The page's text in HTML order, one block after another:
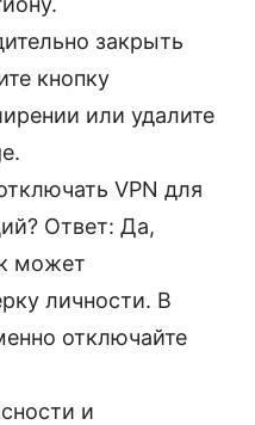
закрыть
кнопку
или удалите
VPN для
Ответ: Да,
может
личности. В
отключайте
и